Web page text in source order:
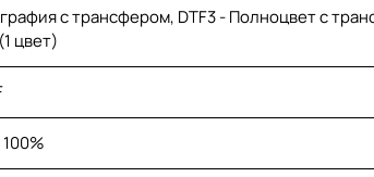
с трансфером, DTF3 - Полноцвет с
цвет)